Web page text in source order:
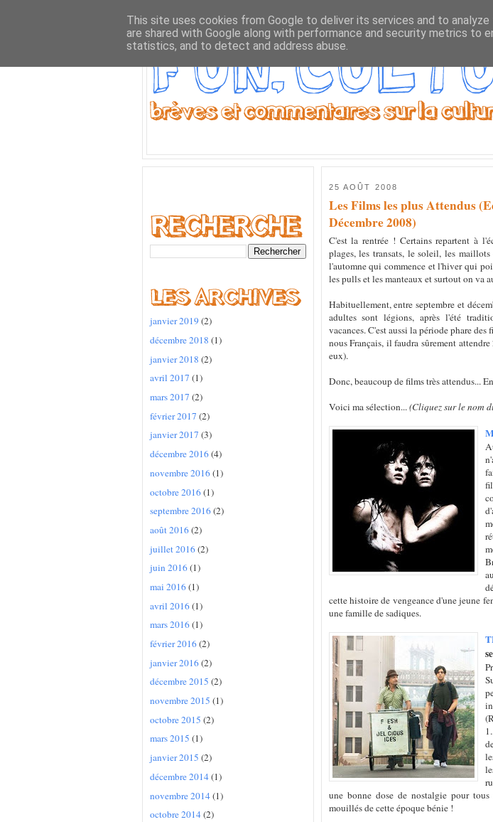
janvier 2019 (2)
décembre 2018 (1)
janvier 2018 (2)
avril 2017 (1)
mars 2017 (2)
février 2017 (2)
janvier 2017 (3)
décembre 2016(4)
novembre 2016(1)
octobre 2016(1)
septembre 2016(2)
août 2016(2)
juillet 2016(2)
juin 2016(1)
mai 2016(1)
avril 2016(1)
mars 2016(1)
février 2016(2)
janvier 2016(2)
décembre 2015 (2)
novembre 2015 (1)
octobre 2015 (2)
mars 2015 (1)
janvier 2015 (2)
décembre 2014(1)
novembre 2014(1)
octobre 2014(2)
25 AOÛT 2008
Les Films les plus Attendus
Décembre 2008)
C'est la rentrée ! Certains repartent à
plages, les transats, le soleil, les
l'automne qui commence et l'hiver qui
les pulls et les manteaux et surtout on va
Habituellement, entre septembre et
adultes sont légions, après l'été
vacances. C'est aussi la période phare des
nous Français, il faudra sûrement
eux).
Donc, beaucoup de films très attendus...
Voici ma sélection...(Cliquez sur le nom
cette histoire de vengeance d'une jeune
une famille de sadiques.
une bonne dose de nostalgie pour
mouillés de cette époque bénie !
This site uses cookies from Google to deliver its services and to
are shared with Google along with performance and security metrics to
statistics, and to detect and address abuse.